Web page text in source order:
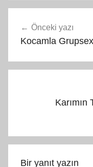
gezinmesi
Önceki yazı
Kocamla
Karımın
Bir yanıt yazın